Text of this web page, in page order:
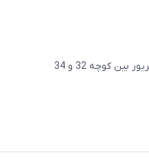
کوچه 32 و 34